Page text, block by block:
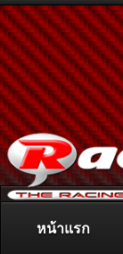
ติดต่อลงโฆษณา
หน้าแรก